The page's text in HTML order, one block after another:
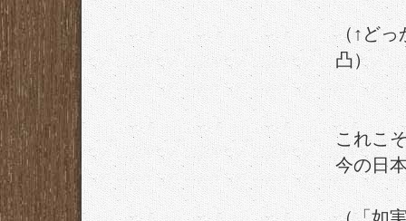
（↑どっ
凸）
これこ
今の日